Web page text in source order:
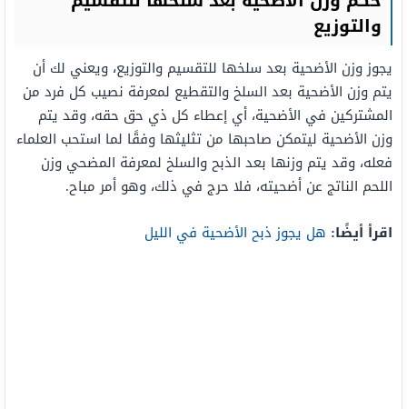
والتوزيع
يجوز وزن الأضحية بعد سلخها للتقسيم والتوزيع، ويعني لك أن
يتم وزن الأضحية بعد السلخ والتقطيع لمعرفة نصيب كل فرد من
المشتركين في الأضحية، أي إعطاء كل ذي حق حقه، وقد يتم
وزن الأضحية ليتمكن صاحبها من تثليثها وفقًا لما استحب العلماء
فعله، وقد يتم وزنها بعد الذبح والسلخ لمعرفة المضحي وزن
اللحم الناتج عن أضحيته، فلا حرج في ذلك، وهو أمر مباح.
اقرأ أيضًا: هل يجوز ذبح الأضحية في الليل